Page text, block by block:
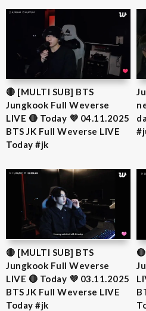
🔴 [MULTI SUB] BTS
Jungkook Full Weverse
LIVE 🔴 Today 💜 04.11.2025
BTS JK Full Weverse LIVE
Today #jk
🔴 [MULTI SUB] BTS
Jungkook Full Weverse
LIVE 🔴 Today 💜 03.11.2025
BTS JK Full Weverse LIVE
Today #jk